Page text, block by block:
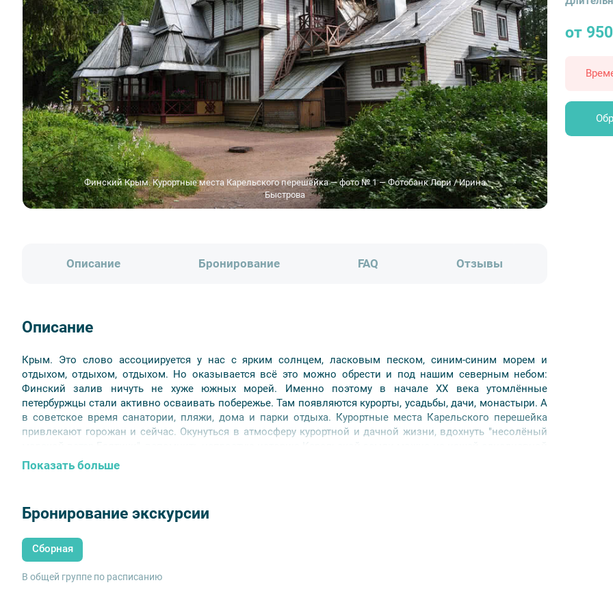
Финский Крым. Курортные места Карельского перешейка — фото № 1 — Фотобанк Лори / Ирина
Быстрова
от
Описание Бронирование FAQ Отзывы
Описание
Крым. Это слово ассоциируется у нас с ярким солнцем, ласковым песком, синим-синим морем и
отдыхом, отдыхом, отдыхом. Но оказывается всё это можно обрести и под нашим северным небом:
Финский залив ничуть не хуже южных морей. Именно поэтому в начале ХХ века утомлённые
петербуржцы стали активно осваивать побережье. Там появляются курорты, усадьбы, дачи, монастыри. А
в советское время санатории, пляжи, дома и парки отдыха. Курортные места Карельского перешейка
привлекают горожан и сейчас. Окунуться в атмосферу курортной и дачной жизни, вдохнуть "несолёный
автобусной экскурсии.
Показать больше
Бронирование экскурсии
Сборная
В общей группе по расписанию